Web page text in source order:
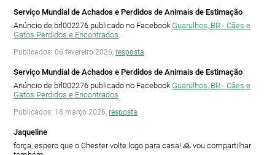
Serviço Mundial de Achados e Perdidos de Animais de Estimação
Anúncio de brl002276 publicado no Facebook Guarulhos, BR - Cães e
Gatos Perdidos e Encontrados
Publicados: 06 fevereiro 2026, resposta
Serviço Mundial de Achados e Perdidos de Animais de Estimação
Anúncio de brl002276 publicado no Facebook Guarulhos, BR - Cães e
Gatos Perdidos e Encontrados
Publicados: 18 março 2026, resposta
Jaqueline
força, espero que o Chester volte logo para casa! 🙏 vou compartilhar